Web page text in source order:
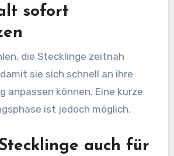
sofort
die Stecklinge zeitnah
sie sich schnell an ihre
anpassen können. Eine kurze
ist jedoch möglich.
auch für